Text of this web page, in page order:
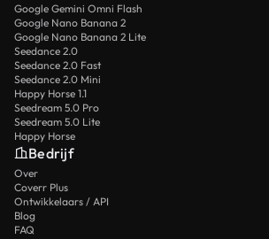
Google Gemini Omni Flash
Google Nano Banana 2
Google Nano Banana 2 Lite
Seedance 2.0
Seedance 2.0 Fast
Seedance 2.0 Mini
Happy Horse 1.1
Seedream 5.0 Pro
Seedream 5.0 Lite
Happy Horse
Bedrijf
Over
Coverr Plus
Ontwikkelaars / API
Blog
FAQ